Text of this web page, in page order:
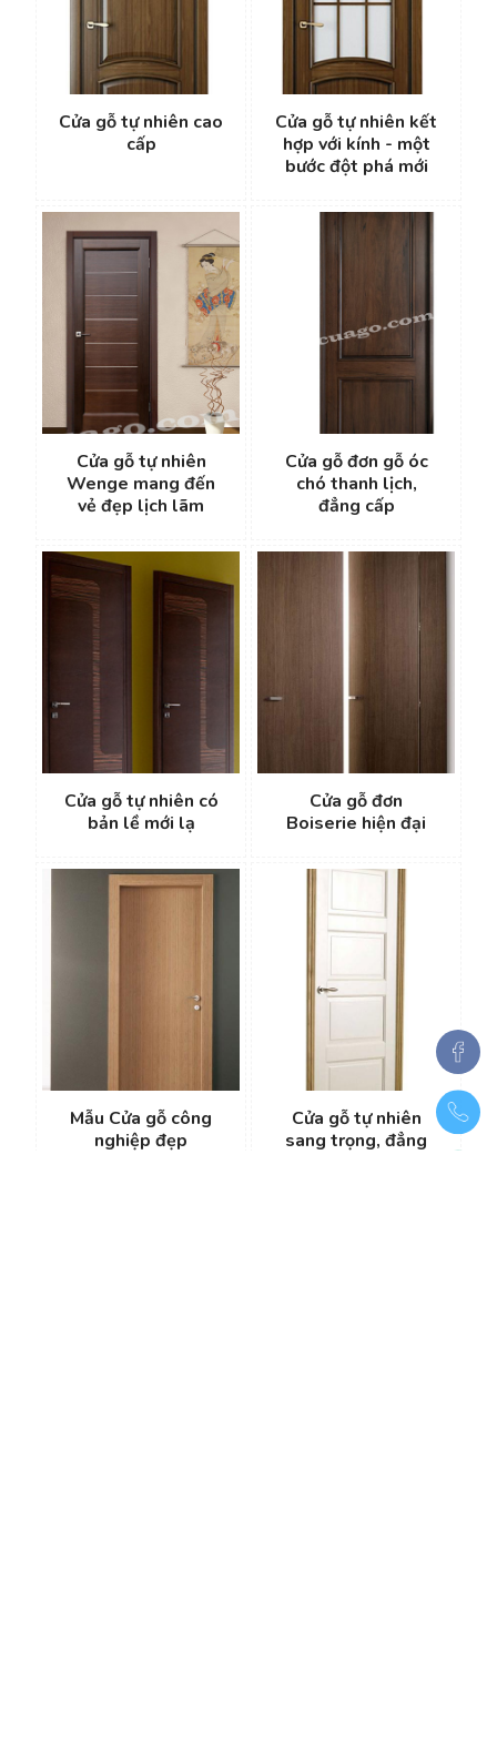
Cửa gỗ tự nhiên cao
cấp
Cửa gỗ tự nhiên kết
hợp với kính - một
bước đột phá mới
Cửa gỗ tự nhiên
Wenge mang đến
vẻ đẹp lịch lãm
Cửa gỗ đơn gỗ óc
chó thanh lịch,
đẳng cấp
Cửa gỗ tự nhiên có
bản lề mới lạ
Cửa gỗ đơn
Boiserie hiện đại
Mẫu Cửa gỗ công
nghiệp đẹp
Cửa gỗ tự nhiên
sang trọng, đẳng